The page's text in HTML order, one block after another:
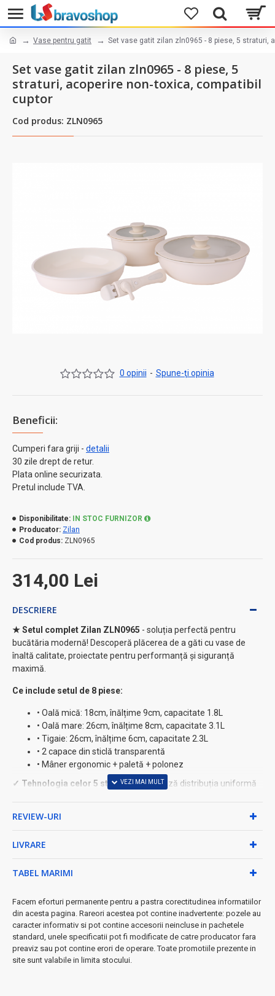
Vase pentru gatit Set vase gatit zilan zln0965 - 8 piese, 5 straturi,
Set vase gatit zilan zln0965 - 8 piese, 5
straturi, acoperire non-toxica, compatibil
cuptor
Cod produs: ZLN0965
Beneficii:
Cumperi fara griji - detalii
30 zile drept de retur.
Plata online securizata.
Pretul include TVA.
0 opinii - Spune-ţi opinia
314,00 Lei
Disponibilitate:
IN STOC FURNIZOR
Producator: Zilan
Cod produs: ZLN0965
DESCRIERE
★ Setul complet Zilan ZLN0965 - soluția perfectă pentru
bucătăria modernă! Descoperă plăcerea de a găti cu vase de
înaltă calitate, proiectate pentru performanță și siguranță
maximă.
Ce include setul de 8 piese:
• Oală mică: 18cm, înălțime 9cm, capacitate 1.8L
• Oală mare: 26cm, înălțime 8cm, capacitate 3.1L
• Tigaie: 26cm, înălțime 6cm, capacitate 2.3L
• 2 capace din sticlă transparentă
• Mâner ergonomic + paletă + polonez
✓ Tehnologia celor 5 straturigarantează distribuția uniformă
→ Ceramică premium pentru rezistență
→ Oțel inoxidabil pentru durabilitate
✓ PFOA FREE & PFOS FREE
✓ Fără PTFE - acoperire 100% non-toxică
◆ Versatilitate completă:
✓ Compatibil cuptor până la 280°C
✓ Curățare ușoară - compatibil mașina de spălat vase
REVIEW-URI
LIVRARE
TABEL MARIMI
Facem eforturi permanente pentru a pastra corectitudinea informatiilor
din acesta pagina. Rareori acestea pot contine inadvertente: pozele au
caracter informativ si pot contine accesorii neincluse in pachetele
standard, unele specificatii pot fi modificate de catre producator fara
preaviz sau pot contine erori de operare. Toate promotiile prezente in
site sunt valabile in limita stocului.